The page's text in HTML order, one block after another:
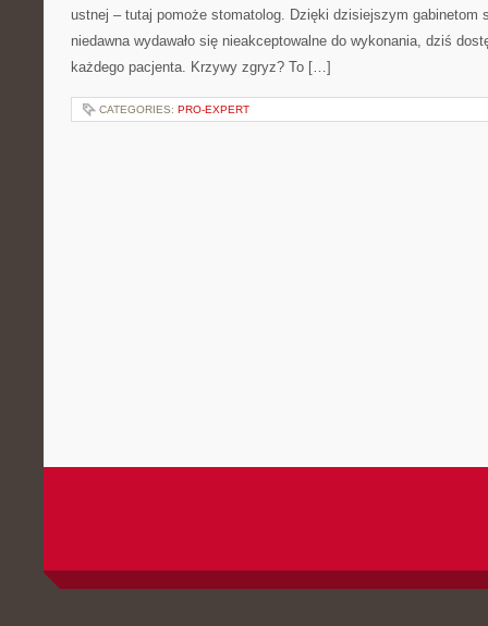
ustnej – tutaj pomoże stomatolog. Dzięki dzisiejszym gabinetom
niedawna wydawało się nieakceptowalne do wykonania, dziś
każdego pacjenta. Krzywy zgryz? To […]
CATEGORIES: PRO-EXPERT